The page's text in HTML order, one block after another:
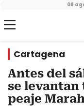
09
Cartagena
Antes del
se levantan
peaje